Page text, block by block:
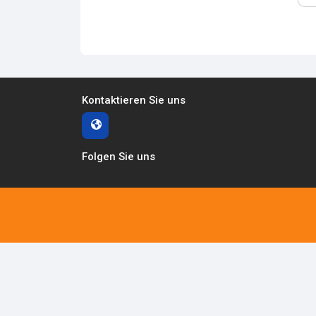
Kontaktieren Sie uns
Folgen Sie uns